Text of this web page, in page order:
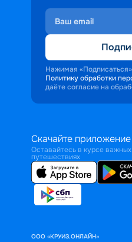
Нажимая
Политику обработки
даёте согласие на
Скачайте приложение
Оставайтесь в курсе
путешествиях
ООО «КРУИЗ.ОНЛАЙН»